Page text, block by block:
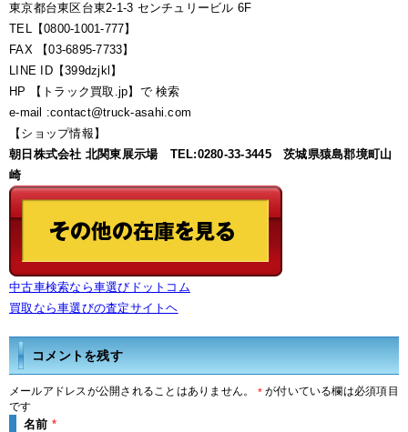
東京都台東区台東2-1-3 センチュリービル 6F
TEL【0800-1001-777】
FAX 【03-6895-7733】
LINE ID【399dzjkl】
HP 【トラック買取.jp】で 検索
e-mail :contact@truck-asahi.com
【ショップ情報】
朝日株式会社 北関東展示場 TEL:0280-33-3445 茨城県猿島郡境町山
崎
中古車検索なら車選びドットコム
買取なら車選びの査定サイトヘ
コメントを残す
メールアドレスが公開されることはありません。 *が付いている欄は必須項目
です
名前 *